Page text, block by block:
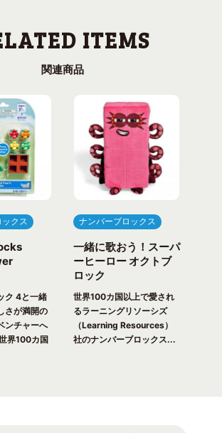
関連商品
クス
ク 4と一緒
さが満開の
ンチャーへ
界100カ国
ナンバーブロックス
一緒に歌おう！スーパ
ーヒーロー オクトブ
ロック
世界100カ国以上で愛され
るラーニングリソーシズ
（Learning Resources）
社のナンバーブロックス...